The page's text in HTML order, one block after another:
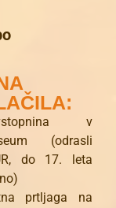
v
(odrasli
do 17. leta
prtljaga na